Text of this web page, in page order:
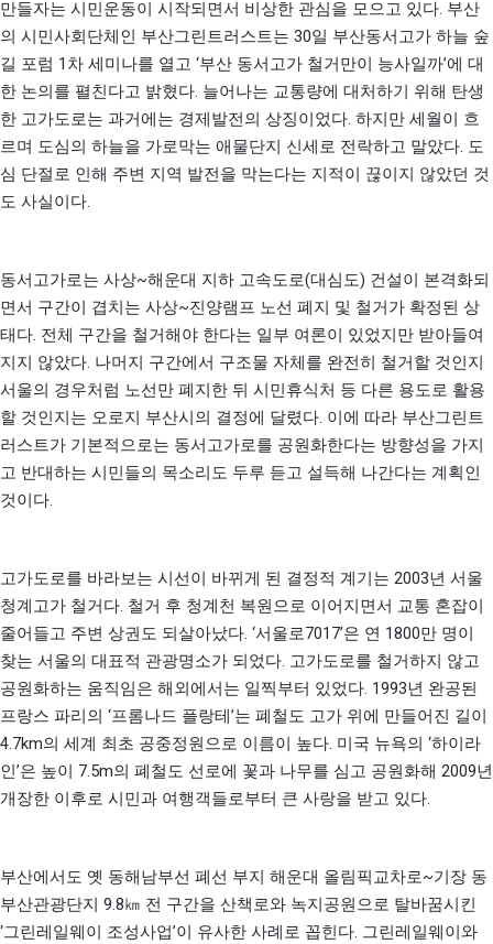
만들자는 시민운동이 시작되면서 비상한 관심을 모으고 있다. 부산
의 시민사회단체인 부산그린트러스트는 30일 부산동서고가 하늘 숲
길 포럼 1 차 세미나를 열고 ‘부산 동서고가 철거만이 능사일까’에 대
한 논의를 펼친다고 밝혔다. 늘어나는 교통량에 대처하기 위해 탄생
한 고가도로는 과거에는 경제발전의 상징이었다. 하지만 세월이 흐
르며 도심의 하늘을 가로막는 애물단지 신세로 전락하고 말았다. 도
심 단절로 인해 주변 지역 발전을 막는다는 지적이 끊이지 않았던 것
도 사실이다.
동서고가로는 사상~해운대 지하 고속도로(대심도) 건설이 본격화되
면서 구간이 겹치는 사상~진양램프 노선 폐지 및 철거가 확정된 상
태다. 전체 구간을 철거해야 한다는 일부 여론이 있었지만 받아들여
지지 않았다. 나머지 구간에서 구조물 자체를 완전히 철거할 것인지
서울의 경우처럼 노선만 폐지한 뒤 시민휴식처 등 다른 용도로 활용
할 것인지는 오로지 부산시의 결정에 달렸다. 이에 따라 부산그린트
러스트가 기본적으로는 동서고가로를 공원화한다는 방향성을 가지
고 반대하는 시민들의 목소리도 두루 듣고 설득해 나간다는 계획인
것이다.
고가도로를 바라보는 시선이 바뀌게 된 결정적 계기는 2003년 서울
청계고가 철거다. 철거 후 청계천 복원으로 이어지면서 교통 혼잡이
줄어들고 주변 상권도 되살아났다. ‘서울로7017’은 연 1800만 명이
찾는 서울의 대표적 관광명소가 되었다. 고가도로를 철거하지 않고
공원화하는 움직임은 해외에서는 일찍부터 있었다. 1993년 완공된
프랑스 파리의 ‘프롬나드 플랑테 ’는 폐철도 고가 위에 만들어진 길이
4.7km의 세계 최초 공중정원으로 이름이 높다. 미국 뉴욕의 ‘하이라
인 ’은 높이 7.5m의 폐철도 선로에 꽃과 나무를 심고 공원화해 2009년
개장한 이후로 시민과 여행객들로부터 큰 사랑을 받고 있다.
부산에서도 옛 동해남부선 폐선 부지 해운대 올림픽교차로~기장 동
부산관광단지 9.8㎞ 전 구간을 산책로와 녹지공원으로 탈바꿈시킨
‘그린레일웨이 조성사업’이 유사한 사례로 꼽힌다. 그린레일웨이와